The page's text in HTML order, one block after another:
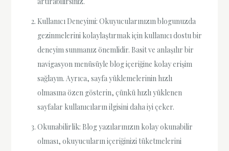
Kullanıcı Deneyimi: Okuyucularınızın blogunuzda
gezinmelerini kolaylaştırmak için kullanıcı dostu bir
deneyim sunmanız önemlidir. Basit ve anlaşılır bir
navigasyon menüsüyle blog içeriğine kolay erişim
sağlayın. Ayrıca, sayfa yüklemelerinin hızlı
olmasına özen gösterin, çünkü hızlı yüklenen
sayfalar kullanıcıların ilgisini daha iyi çeker.
Okunabilirlik: Blog yazılarınızın kolay okunabilir
olması, okuyucuların içeriğinizi tüketmelerini